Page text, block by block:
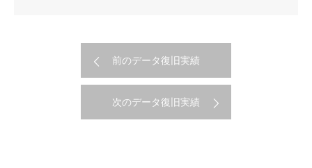
前のデータ復旧実績
次のデータ復旧実績